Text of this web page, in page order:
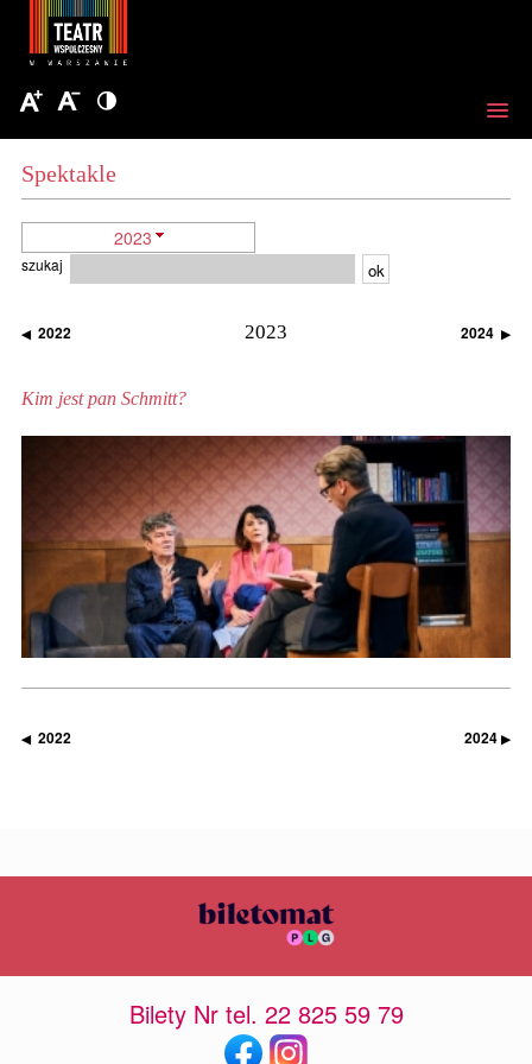
Spektakle
2023
szukaj ok
◀ 2022 2023 2024 ▶
Kim jest pan Schmitt?
◀ 2022 2024 ▶
Bilety Nr tel. 22 825 59 79